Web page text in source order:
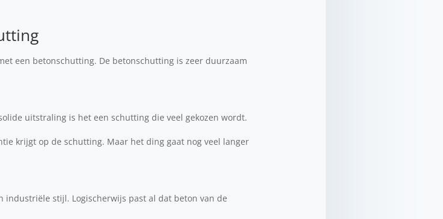
een betonschutting. De betonschutting is zeer duurzaam
uitstraling is het een schutting die veel gekozen wordt.
krijgt op de schutting. Maar het ding gaat nog veel langer
stijl. Logischerwijs past al dat beton van de